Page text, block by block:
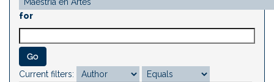
for
Current filters: